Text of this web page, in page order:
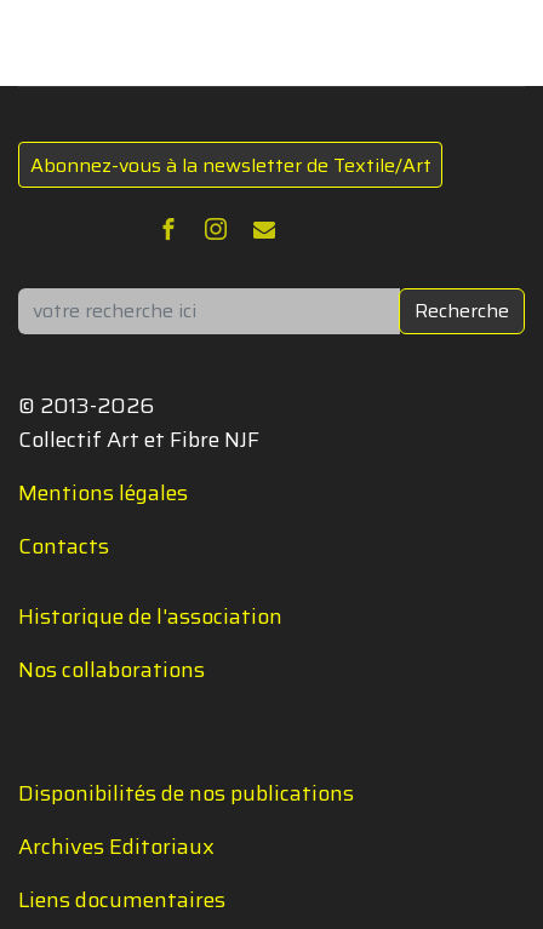
Abonnez-vous à la newsletter de Textile/Art
Rechercher Recherche
© 2013-2026
Collectif Art et Fibre NJF
Mentions légales
Contacts
Historique de l'association
Nos collaborations
Disponibilités de nos publications
Archives Editoriaux
Liens documentaires